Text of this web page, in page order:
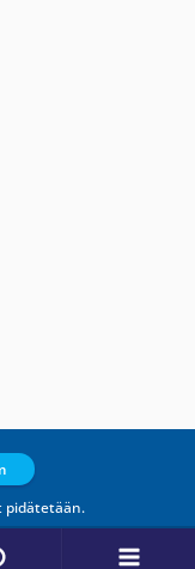
pidätetään.